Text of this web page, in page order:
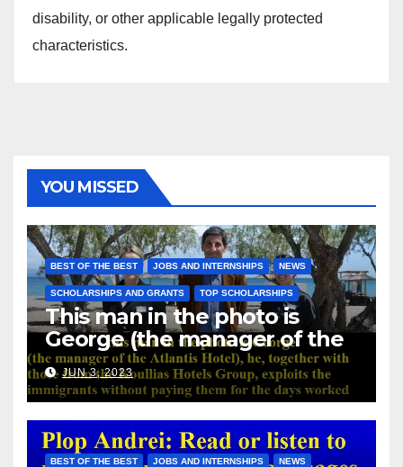
disability, or other applicable legally protected
characteristics.
YOU MISSED
BEST OF THE BEST JOBS AND INTERNSHIPS NEWS
SCHOLARSHIPS AND GRANTS TOP SCHOLARSHIPS
This man in the photo is
George (the manager of the
Atlantis Hotel), he, together
with those from the Koullias
Hotels Group, exploits the
immigrants without paying
them for the days worked
JUN 3, 2023
BEST OF THE BEST JOBS AND INTERNSHIPS NEWS